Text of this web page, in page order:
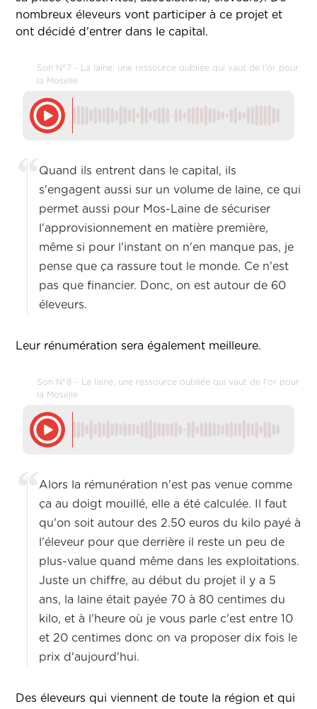
nombreux éleveurs vont participer à ce projet et
ont décidé d'entrer dans le capital.
Son N°7 - La laine, une ressource oubliée qui vaut de l'or pour
la Moselle
Quand ils entrent dans le capital, ils
s'engagent aussi sur un volume de laine, ce qui
permet aussi pour Mos-Laine de sécuriser
l'approvisionnement en matière première,
même si pour l'instant on n'en manque pas, je
pense que ça rassure tout le monde. Ce n'est
pas que financier. Donc, on est autour de 60
éleveurs.
Leur rénumération sera également meilleure.
Son N°8 - La laine, une ressource oubliée qui vaut de l'or pour
la Moselle
Alors la rémunération n'est pas venue comme
ça au doigt mouillé, elle a été calculée. Il faut
qu'on soit autour des 2.50 euros du kilo payé à
l'éleveur pour que derrière il reste un peu de
plus-value quand même dans les exploitations.
Juste un chiffre, au début du projet il y a 5
ans, la laine était payée 70 à 80 centimes du
kilo, et à l'heure où je vous parle c'est entre 10
et 20 centimes donc on va proposer dix fois le
prix d'aujourd'hui.
Des éleveurs qui viennent de toute la région et qui